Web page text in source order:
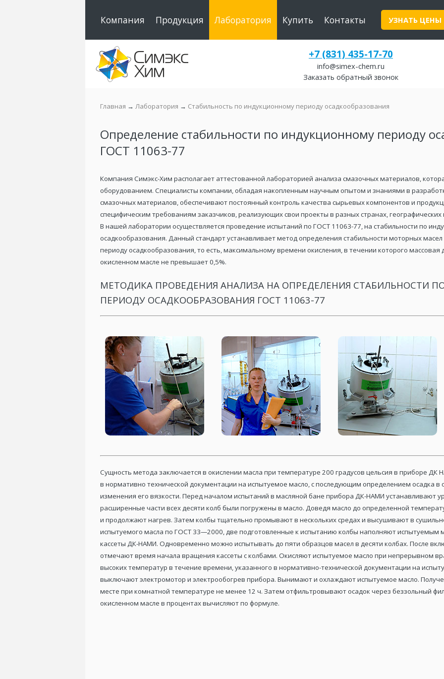
Компания Продукция Лаборатория Купить Контакты УЗНАТЬ ЦЕНЫ
+7 (831) 435-17-70
info@simex-chem.ru
Заказать обратный звонок
Главная → Лаборатория → Cтабильность по индукционному периоду осадкообразования
Определение стабильности по индукционному периоду
ГОСТ 11063-77
Компания Симэкс-Хим располагает аттестованной лабораторией анализа смазочных материалов,
оборудованием. Специалисты компании, обладая накопленным научным опытом и знаниями в
смазочных материалов, обеспечивают постоянный контроль качества сырьевых компонентов и
специфическим требованиям заказчиков, реализующих свои проекты в разных странах, географических
В нашей лаборатории осуществляется проведение испытаний по ГОСТ 11063-77, на стабильности по
осадкообразования. Данный стандарт устанавливает метод определения стабильности моторных
периоду осадкообразования, то есть, максимальному времени окисления, в течении которого
окисленном масле не превышает 0,5%.
МЕТОДИКА ПРОВЕДЕНИЯ АНАЛИЗА НА ОПРЕДЕЛЕНИЯ СТАБИЛЬНОСТИ
ПЕРИОДУ ОСАДКООБРАЗОВАНИЯ ГОСТ 11063-77
Сущность метода заключается в окислении масла при температуре 200 градусов цельсия в приборе ДК
в нормативно технической документации на испытуемое масло, с последующим определением осадка в
изменения его вязкости. Перед началом испытаний в масляной бане прибора ДК-НАМИ устанавливают
расширенные части всех десяти колб были погружены в масло. Доведя масло до определенной
и продолжают нагрев. Затем колбы тщательно промывают в нескольких средах и высушивают в
испытуемого масла по ГОСТ 33—2000, две подготовленные к испытанию колбы наполняют испытуемым
кассеты ДК-НАМИ. Одновременно можно испытывать до пяти образцов масел в десяти колбах. После
отмечают время начала вращения кассеты с колбами. Окисляют испытуемое масло при непрерывном
высоких температур в течение времени, указанного в нормативно-технической документации на
выключают электромотор и электрообогрев прибора. Вынимают и охлаждают испытуемое масло.
месте при комнатной температуре не менее 12 ч. Затем отфильтровывают осадок через беззольный
окисленном масле в процентах вычисляют по формуле.